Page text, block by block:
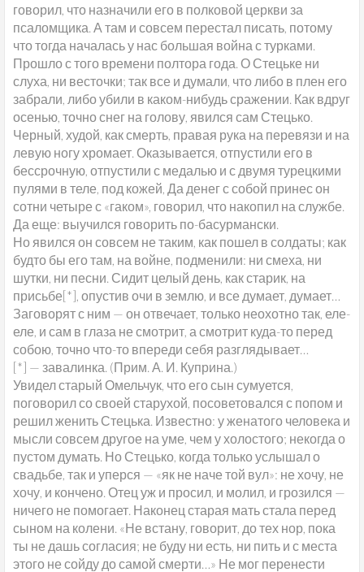
говорил, что назначили его в полковой церкви за
псаломщика. А там и совсем перестал писать, потому
что тогда началась у нас большая война с турками.
Прошло с того времени полтора года. О Стецьке ни
слуха, ни весточки; так все и думали, что либо в плен его
забрали, либо убили в каком-нибудь сражении. Как вдруг
осенью, точно снег на голову, явился сам Стецько.
Черный, худой, как смерть, правая рука на перевязи и на
левую ногу хромает. Оказывается, отпустили его в
бессрочную, отпустили с медалью и с двумя турецкими
пулями в теле, под кожей, Да денег с собой принес он
сотни четыре с «гаком», говорил, что накопил на службе.
Да еще: выучился говорить по-басурмански.
Но явился он совсем не таким, как пошел в солдаты; как
будто бы его там, на войне, подменили: ни смеха, ни
шутки, ни песни. Сидит целый день, как старик, на
присьбе[*], опустив очи в землю, и все думает, думает…
Заговорят с ним — он отвечает, только неохотно так, еле-
еле, и сам в глаза не смотрит, а смотрит куда-то перед
собою, точно что-то впереди себя разглядывает…
[*] — завалинка. (Прим. А. И. Куприна.)
Увидел старый Омельчук, что его сын сумуется,
поговорил со своей старухой, посоветовался с попом и
решил женить Стецька. Известно: у женатого человека и
мысли совсем другое на уме, чем у холостого; некогда о
пустом думать. Но Стецько, когда только услышал о
свадьбе, так и уперся — «як не наче той вул»: не хочу, не
хочу, и кончено. Отец уж и просил, и молил, и грозился —
ничего не помогает. Наконец старая мать стала перед
сыном на колени. «Не встану, говорит, до тех нор, пока
ты не дашь согласия; не буду ни есть, ни пить и с места
этого не сойду до самой смерти…» Не мог перенести